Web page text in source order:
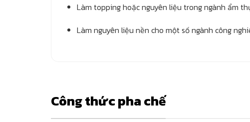
Làm topping hoặc nguyên liệu trong ngành ẩm
Làm nguyên liệu nền cho một số ngành công
Công thức pha chế